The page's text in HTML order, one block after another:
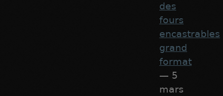
des
fours
encastrables
grand
format
— 5
mars